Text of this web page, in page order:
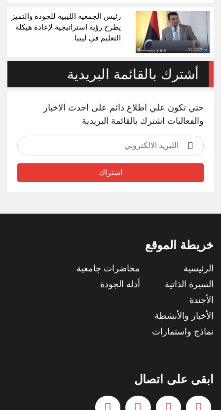
رئيس الجمعية الليبية للجودة والتميز
يطرح رؤية استراتيجية لإعادة هيكلة
التعليم في ليبيا
أشترك بالقائمة البريدية
حتي تكون علي اطلاع دائم على احدث الاخبار
والفعاليات اشترك بالقائمة البريدية
اشتراك
خريطة الموقع
الرئيسية
السيرة الذاتية
الأجندة
الأخبار والأنشطة
نماذج واستمارات
محاضرات جامعية
أدلة الجودة
ابقى على اتصال